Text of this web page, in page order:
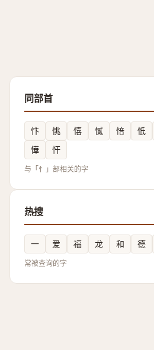
同部首
忭 恌 憘 㦐 㥉 忯
㦊
忓
与「忄」部相关的字
热搜
一 爱 福 龙 和 德
常被查询的字